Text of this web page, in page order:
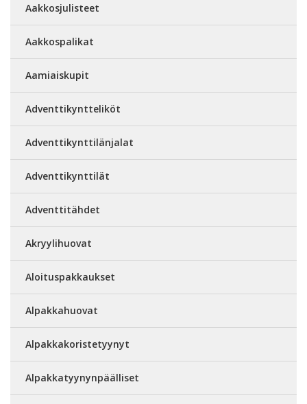
Aakkosjulisteet
Aakkospalikat
Aamiaiskupit
Adventtikyntteliköt
Adventtikynttilänjalat
Adventtikynttilät
Adventtitähdet
Akryylihuovat
Aloituspakkaukset
Alpakkahuovat
Alpakkakoristetyynyt
Alpakkatyynynpäälliset